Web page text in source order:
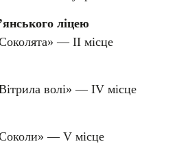
ліцею
— ІІ місце
волі» — IV місце
— V місце